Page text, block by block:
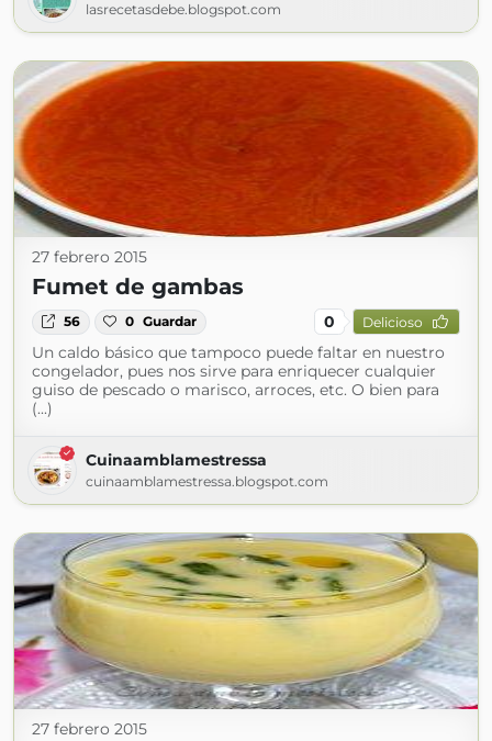
lasrecetasdebe.blogspot.com
27 febrero 2015
Fumet de gambas
56 0 Guardar 0 Delicioso
Un caldo básico que tampoco puede faltar en nuestro
congelador, pues nos sirve para enriquecer cualquier
guiso de pescado o marisco, arroces, etc. O bien para
(...)
Cuinaamblamestressa
cuinaamblamestressa.blogspot.com
27 febrero 2015